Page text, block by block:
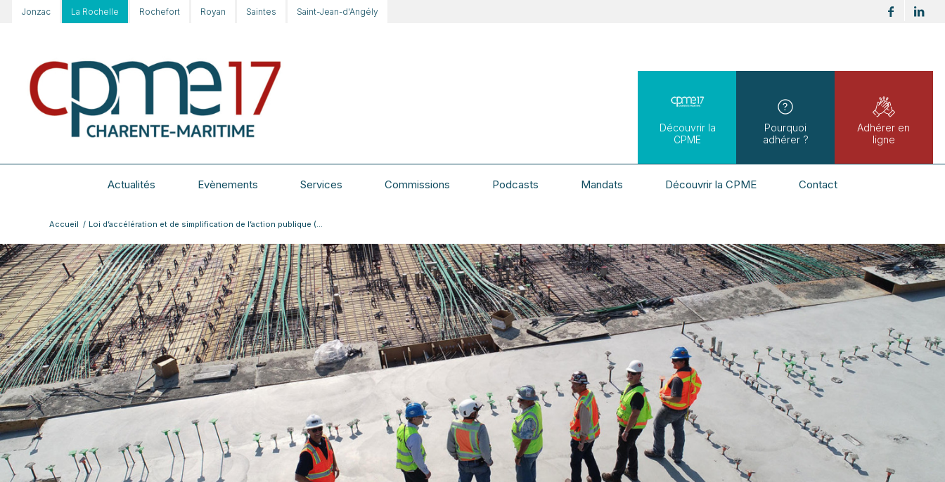
Jonzac La Rochelle Rochefort Royan Saintes Saint-Jean-d'Angély
Découvrir la
CPME
Pourquoi
adhérer ?
Adhérer en
ligne
Actualités Evènements Services Commissions Podcasts Mandats Découvrir la CPME Contact
Accueil / Loi d’accélération et de simplification de l’action publique (...